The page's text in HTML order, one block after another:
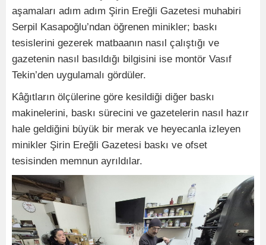
aşamaları adım adım Şirin Ereğli Gazetesi muhabiri
Serpil Kasapoğlu’ndan öğrenen minikler; baskı
tesislerini gezerek matbaanın nasıl çalıştığı ve
gazetenin nasıl basıldığı bilgisini ise montör Vasıf
Tekin’den uygulamalı gördüler.
Kâğıtların ölçülerine göre kesildiği diğer baskı
makinelerini, baskı sürecini ve gazetelerin nasıl hazır
hale geldiğini büyük bir merak ve heyecanla izleyen
minikler Şirin Ereğli Gazetesi baskı ve ofset
tesisinden memnun ayrıldılar.